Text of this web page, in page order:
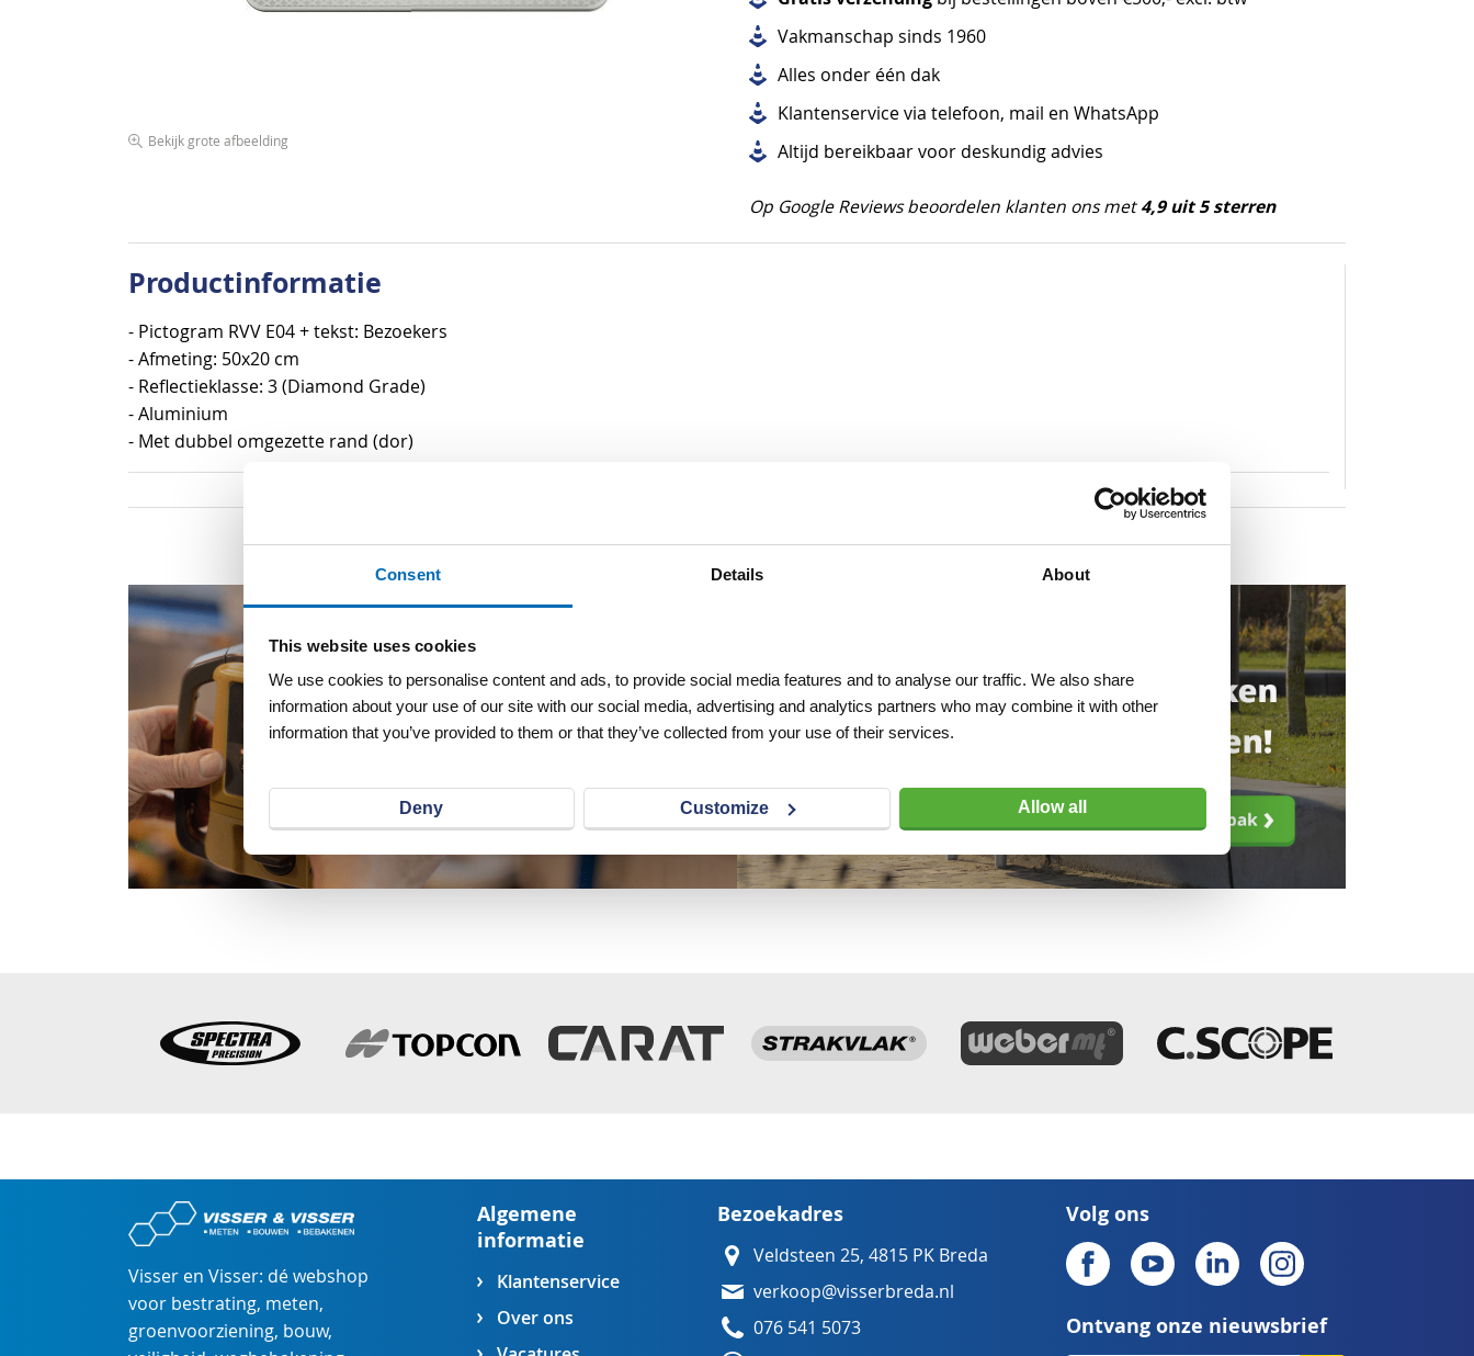
Consent Details About
This website uses cookies
We use cookies to personalise content and ads, to provide social media features and to analyse our traffic. We also share
information about your use of our site with our social media, advertising and analytics partners who may combine it with other
information that you’ve provided to them or that they’ve collected from your use of their services.
Deny Customize Allow all
Vakmanschap sinds 1960
Alles onder één dak
Klantenservice via telefoon, mail en WhatsApp
Altijd bereikbaar voor deskundig advies
Op Google Reviews beoordelen klanten ons met4,9 uit 5 sterren
Bekijk grote afbeelding
Ga
de
gallerij
Productinformatie
- Pictogram RVV E04 + tekst: Bezoekers
- Afmeting: 50x20 cm
- Reflectieklasse: 3 (Diamond Grade)
- Aluminium
- Met dubbel omgezette rand (dor)
Visser en Visser: dé webshop
voor bestrating, meten,
groenvoorziening, bouw,
Algemene
informatie
Klantenservice
Over ons
Bezoekadres
Veldsteen 25, 4815 PK Breda
verkoop@visserbreda.nl
076 541 5073
Volg ons
Ontvang onze nieuwsbrief